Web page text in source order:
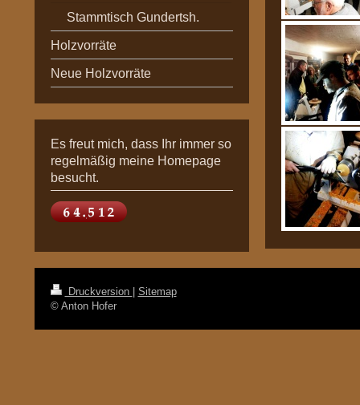
Stammtisch Gundertsh.
Holzvorräte
Neue Holzvorräte
Es freut mich, dass Ihr immer so
regelmäßig meine Homepage
besucht.
Druckversion
Sitemap
© Anton Hofer